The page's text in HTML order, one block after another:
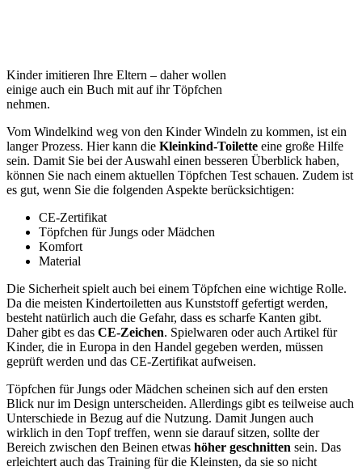
Kinder imitieren Ihre Eltern – daher wollen
einige auch ein Buch mit auf ihr Töpfchen
nehmen.
Vom Windelkind weg von den Kinder Windeln zu kommen, ist ein
langer Prozess. Hier kann die Kleinkind-Toilette eine große Hilfe
sein. Damit Sie bei der Auswahl einen besseren Überblick haben,
können Sie nach einem aktuellen Töpfchen Test schauen. Zudem ist
es gut, wenn Sie die folgenden Aspekte berücksichtigen:
CE-Zertifikat
Töpfchen für Jungs oder Mädchen
Komfort
Material
Die Sicherheit spielt auch bei einem Töpfchen eine wichtige Rolle.
Da die meisten Kindertoiletten aus Kunststoff gefertigt werden,
besteht natürlich auch die Gefahr, dass es scharfe Kanten gibt.
Daher gibt es das CE-Zeichen. Spielwaren oder auch Artikel für
Kinder, die in Europa in den Handel gegeben werden, müssen
geprüft werden und das CE-Zertifikat aufweisen.
Töpfchen für Jungs oder Mädchen scheinen sich auf den ersten
Blick nur im Design unterscheiden. Allerdings gibt es teilweise auch
Unterschiede in Bezug auf die Nutzung. Damit Jungen auch
wirklich in den Topf treffen, wenn sie darauf sitzen, sollte der
Bereich zwischen den Beinen etwas höher geschnitten sein. Das
erleichtert auch das Training für die Kleinsten, da sie so nicht